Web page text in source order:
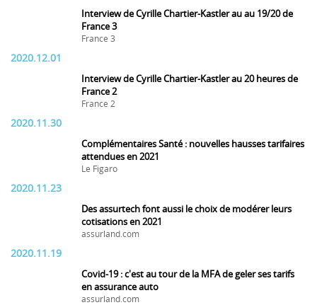
Interview de Cyrille Chartier-Kastler au au 19/20 de
France 3
France 3
2020.12.01
Interview de Cyrille Chartier-Kastler au 20 heures de
France 2
France 2
2020.11.30
Complémentaires Santé : nouvelles hausses tarifaires
attendues en 2021
Le Figaro
2020.11.23
Des assurtech font aussi le choix de modérer leurs
cotisations en 2021
assurland.com
2020.11.19
Covid-19 : c'est au tour de la MFA de geler ses tarifs
en assurance auto
assurland.com